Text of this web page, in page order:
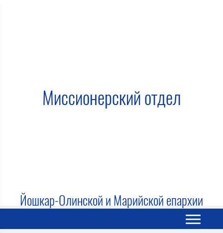
Миссионерский отдел
Йошкар-Олинской и Марийской епархии